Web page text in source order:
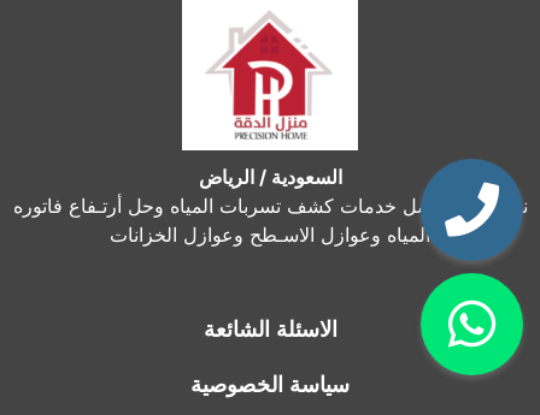
السعودية / الرياض
نحن نقدم أفضل خدمات كشف تسربات المياه وحل أرتـفاع فاتوره
المياه وعوازل الاسـطح وعوازل الخزانات
الاسئلة الشائعة
سياسة الخصوصية